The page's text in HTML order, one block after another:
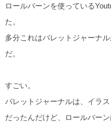
ロールバーンを使っている
た。
多分これはバレットジャーナ
だ。
すごい。
バレットジャーナルは、イラ
だったんだけど、ロールバー